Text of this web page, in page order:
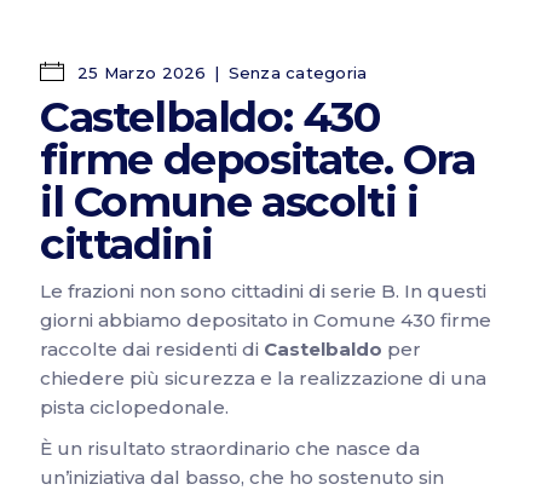
25 Marzo 2026 Senza categoria
Castelbaldo: 430
firme depositate. Ora
il Comune ascolti i
cittadini
Le frazioni non sono cittadini di serie B. In questi
giorni abbiamo depositato in Comune 430 firme
raccolte dai residenti di Castelbaldo per
chiedere più sicurezza e la realizzazione di una
pista ciclopedonale.
È un risultato straordinario che nasce da
un’iniziativa dal basso, che ho sostenuto sin